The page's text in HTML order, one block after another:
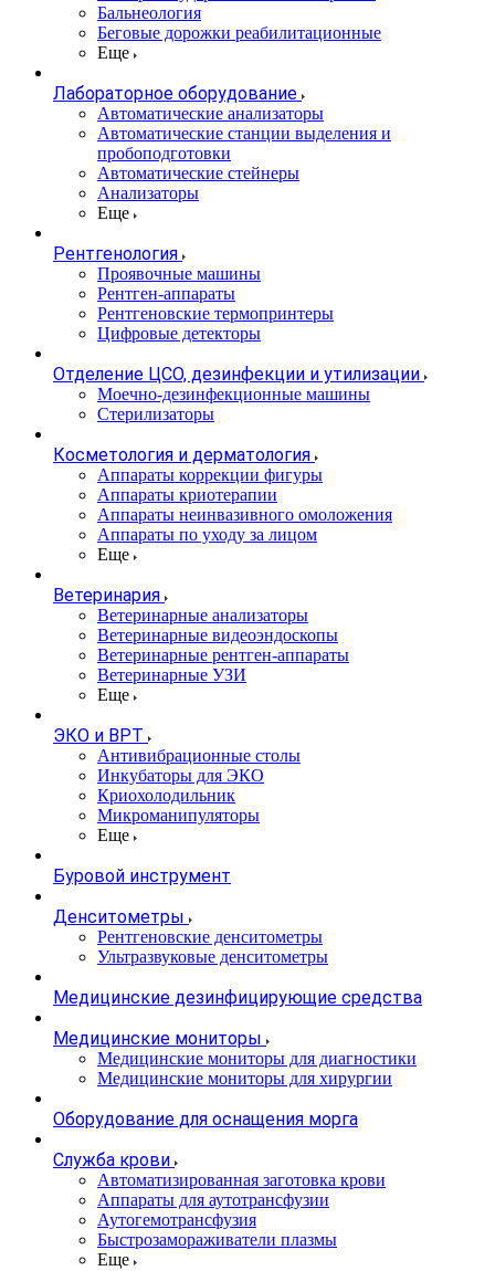
Бальнеология
Беговые дорожки реабилитационные
Еще
Лабораторное оборудование
Автоматические анализаторы
Автоматические станции выделения и
пробоподготовки
Автоматические стейнеры
Анализаторы
Еще
Рентгенология
Проявочные машины
Рентген-аппараты
Рентгеновские термопринтеры
Цифровые детекторы
Отделение ЦСО, дезинфекции и утилизации
Моечно-дезинфекционные машины
Стерилизаторы
Косметология и дерматология
Аппараты коррекции фигуры
Аппараты криотерапии
Аппараты неинвазивного омоложения
Аппараты по уходу за лицом
Еще
Ветеринария
Ветеринарные анализаторы
Ветеринарные видеоэндоскопы
Ветеринарные рентген-аппараты
Ветеринарные УЗИ
Еще
ЭКО и ВРТ
Антивибрационные столы
Инкубаторы для ЭКО
Криохолодильник
Микроманипуляторы
Еще
Буровой инструмент
Денситометры
Рентгеновские денситометры
Ультразвуковые денситометры
Медицинские дезинфицирующие средства
Медицинские мониторы
Медицинские мониторы для диагностики
Медицинские мониторы для хирургии
Оборудование для оснащения морга
Служба крови
Автоматизированная заготовка крови
Аппараты для аутотрансфузии
Аутогемотрансфузия
Быстрозамораживатели плазмы
Еще